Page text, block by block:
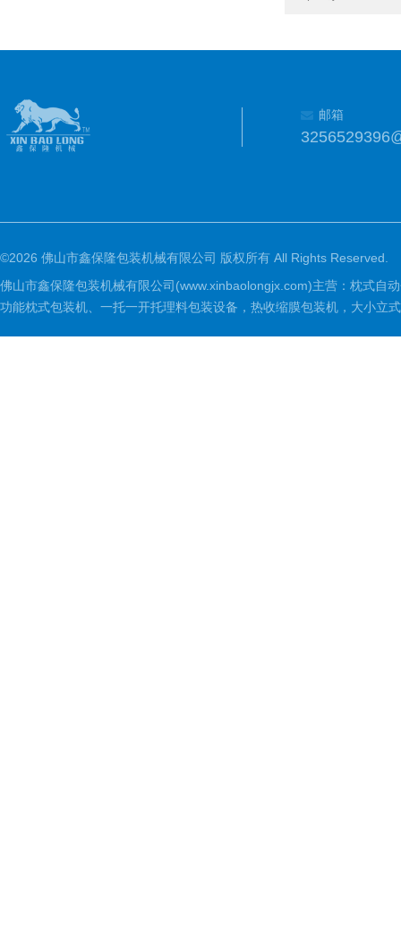
邮箱
©2026 佛山市鑫保隆包装机械有限公司 版权所有 All Rights Reserved.
佛山市鑫保隆包装机械有限公司(www.xinbaolongjx.com)主营：枕式自
功能枕式包装机、一托一开托理料包装设备，热收缩膜包装机，大小立